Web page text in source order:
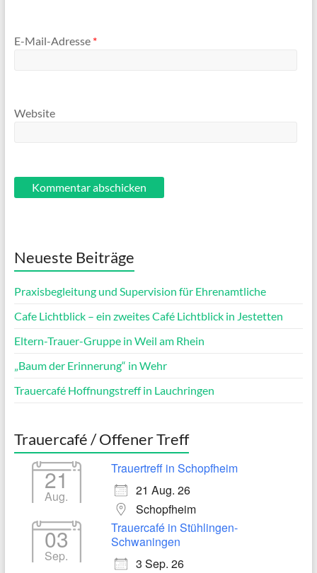
E-Mail-Adresse *
Website
Neueste Beiträge
Praxisbegleitung und Supervision für Ehrenamtliche
Cafe Lichtblick – ein zweites Café Lichtblick in Jestetten
Eltern-Trauer-Gruppe in Weil am Rhein
„Baum der Erinnerung“ in Wehr
Trauercafé Hoffnungstreff in Lauchringen
Trauercafé / Offener Treff
21
Aug.
Trauertreff in Schopfheim
21 Aug. 26
Schopfheim
03
Sep.
Trauercafé in Stühlingen-
Schwaningen
3 Sep. 26